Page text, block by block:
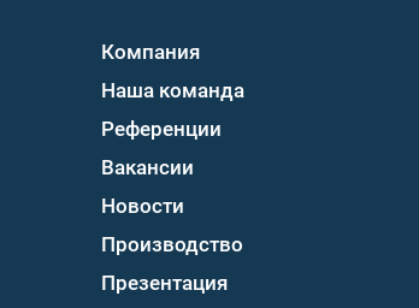
Компания
Наша команда
Референции
Вакансии
Новости
Производство
Презентация